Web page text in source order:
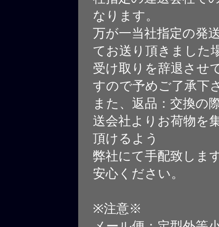
なります。
万が一当社指定の発
てお送り頂きました
受け取りを辞退させ
すので予めご了承下
また、返品：交換の
送会社よりお荷物を
頂けるよう
弊社にて手配致しま
安心ください。
※注意※